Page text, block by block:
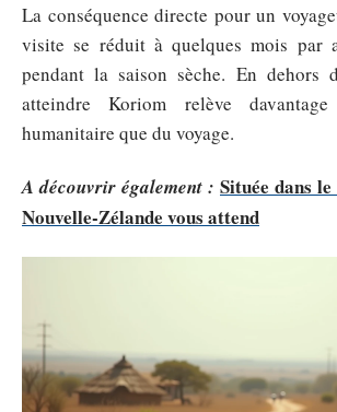
La conséquence directe pour un
visite se réduit à quelques mois par
pendant la saison sèche. En dehors
atteindre Koriom relève
humanitaire que du voyage.
A découvrir également : Située dans
Nouvelle-Zélande vous attend